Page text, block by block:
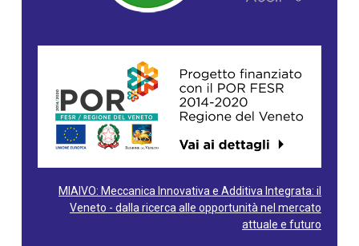
MIAIVO: Meccanica Innovativa e Additiva Integrata: il
Veneto - dalla ricerca alle opportunità nel mercato
attuale e futuro